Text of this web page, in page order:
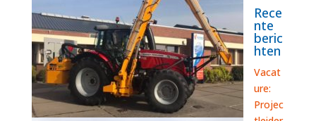
Rece
nte
beric
hten
Vacat
ure:
Projec